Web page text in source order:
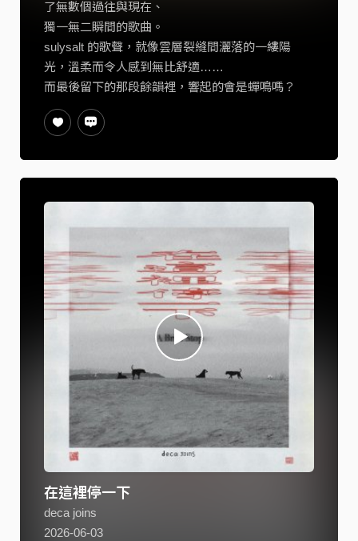
了無數個過往與現在、
獨一無二瞬間的歌曲。
sulysalt 的歌聲，就像雲層裂縫間灑落的一縷陽
光，溫柔而令人感到無比舒適……
而最後留下的那段餘韻裡，響起的會是蟬鳴嗎？
在這裡停一下
deca joins
2026-06-03